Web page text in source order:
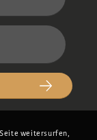
weitersurfen,